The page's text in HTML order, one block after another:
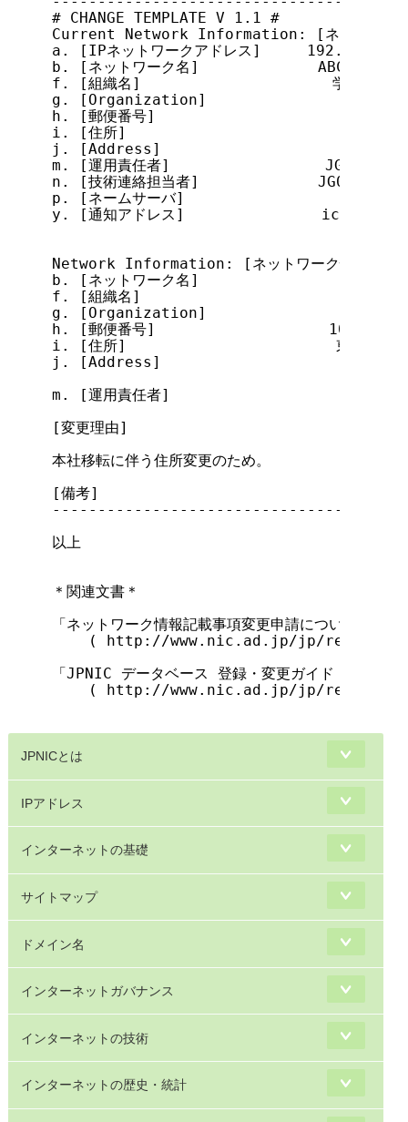
# CHANGE TEMPLATE V 1.1 #
Current Network Information: [ネットワー
a. [IPネットワークアドレス]     192.0.1.0/
b. [ネットワーク名]             ABC-DUP-
f. [組織名]                     学術ネット
g. [Organization]               Science
h. [郵便番号]
i. [住所]
j. [Address]
m. [運用責任者]                 JG000JP
n. [技術連絡担当者]             JG000JP
p. [ネームサーバ]
y. [通知アドレス]
Network Information: [ネットワーク情報]
b. [ネットワーク名]
f. [組織名]
g. [Organization]
h. [郵便番号]                   101-0052
i. [住所]                       東京都千代田
j. [Address]                    1-2,
m. [運用責任者]
[変更理由]
本社移転に伴う住所変更のため。
[備考]
以上
＊関連文書＊
「ネットワーク情報記載事項変更申請について」
( http://www.nic.ad.jp/jp/regist/
「JPNIC データベース 登録・変更ガイド：一般向
( http://www.nic.ad.jp/jp/regist/
JPNICとは
IPアドレス
インターネットの基礎
サイトマップ
ドメイン名
インターネットガバナンス
インターネットの技術
インターネットの歴史・統計